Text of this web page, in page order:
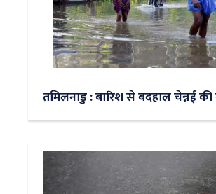
तमिलनाडु : बारिश से बदहाल चेन्नई की